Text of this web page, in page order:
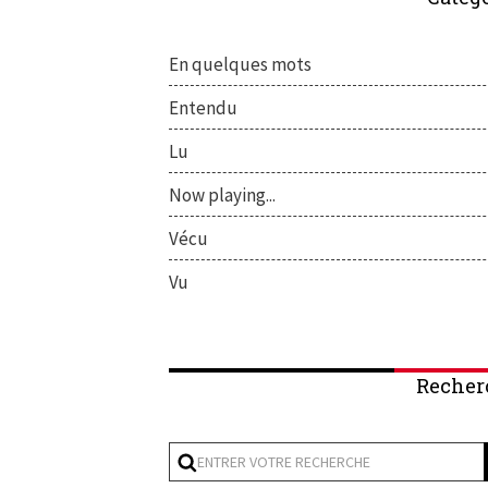
En quelques mots
Entendu
Lu
Now playing...
Vécu
Vu